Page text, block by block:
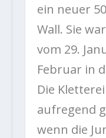
ein neuer
Wall. Sie
vom 29.
Februar in
Die
aufregend
wenn die